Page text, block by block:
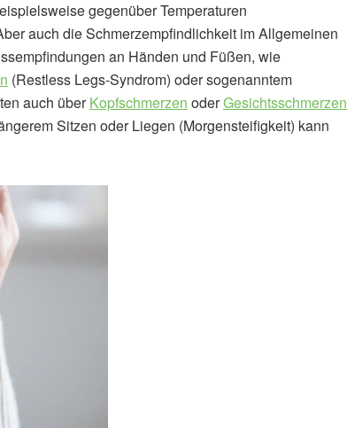
gegenüber Temperaturen
auch die Schmerzempfindlichkeit im Allgemeinen
an Händen und Füßen, wie
(Restless Legs-Syndrom) oder sogenanntem
auch überKopfschmerzen oderGesichtsschmerzen
Sitzen oder Liegen (Morgensteifigkeit) kann